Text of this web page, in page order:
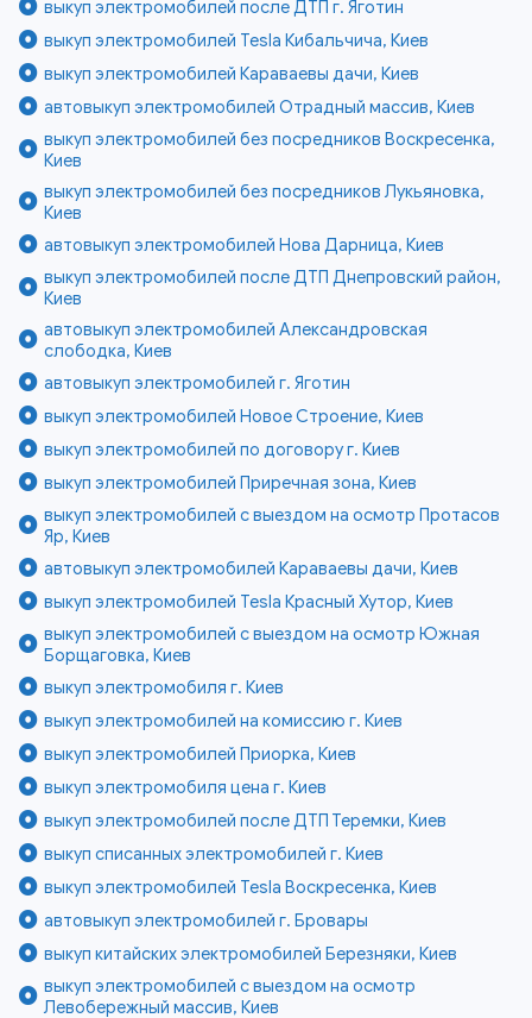
выкуп электромобилей после ДТП г. Яготин
выкуп электромобилей Tesla Кибальчича, Киев
выкуп электромобилей Караваевы дачи, Киев
автовыкуп электромобилей Отрадный массив, Киев
выкуп электромобилей без посредников Воскресенка,
Киев
выкуп электромобилей без посредников Лукьяновка,
Киев
автовыкуп электромобилей Нова Дарница, Киев
выкуп электромобилей после ДТП Днепровский район,
Киев
автовыкуп электромобилей Александровская
слободка, Киев
автовыкуп электромобилей г. Яготин
выкуп электромобилей Новое Строение, Киев
выкуп электромобилей по договору г. Киев
выкуп электромобилей Приречная зона, Киев
выкуп электромобилей с выездом на осмотр Протасов
Яр, Киев
автовыкуп электромобилей Караваевы дачи, Киев
выкуп электромобилей Tesla Красный Хутор, Киев
выкуп электромобилей с выездом на осмотр Южная
Борщаговка, Киев
выкуп электромобиля г. Киев
выкуп электромобилей на комиссию г. Киев
выкуп электромобилей Приорка, Киев
выкуп электромобиля цена г. Киев
выкуп электромобилей после ДТП Теремки, Киев
выкуп списанных электромобилей г. Киев
выкуп электромобилей Tesla Воскресенка, Киев
автовыкуп электромобилей г. Бровары
выкуп китайских электромобилей Березняки, Киев
выкуп электромобилей с выездом на осмотр
Левобережный массив, Киев